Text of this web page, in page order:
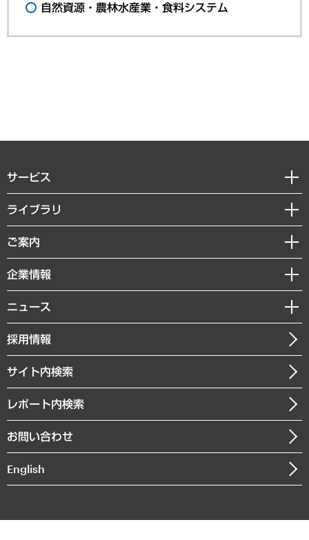
自然資源・農林水産業・食料システム
サービス
経営戦略
組織・人事戦略
デジタルイノベーション
共生・ダイバーシティ
GRC（ガバナンス・リスク・コンプライアンス）・防災（政策）
経済・産業・雇用・労働
まちづくり・観光・交通・スポーツ・スマートシティ
自然資源・農林水産業・食料システム
ライブラリ
経済調査
レポート
コラム
経営用語集
受託・受注実績（官公庁関連）
メディア掲載・出演
ご案内
セミナー・イベント情報
MUFGビジネスセミナー
受託案件情報
企業情報
私たちの想い
社長メッセージ
会社概要
沿革
組織図・本部部室紹介
インドネシア現地法人
個人情報保護方針
ニュース
ニュースリリース
お知らせ
採用情報
サイト内検索
レポート内検索
お問い合わせ
English